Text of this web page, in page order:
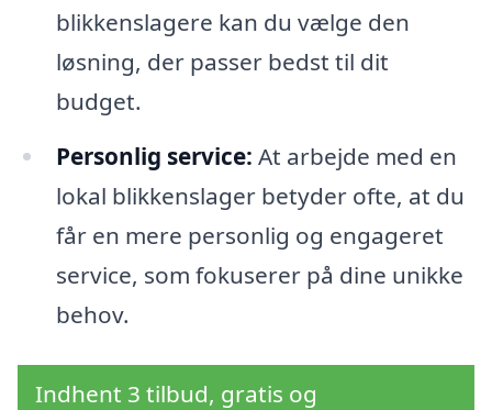
blikkenslagere kan du vælge den
løsning, der passer bedst til dit
budget.
Personlig service: At arbejde med en
lokal blikkenslager betyder ofte, at du
får en mere personlig og engageret
service, som fokuserer på dine unikke
behov.
Indhent 3 tilbud, gratis og